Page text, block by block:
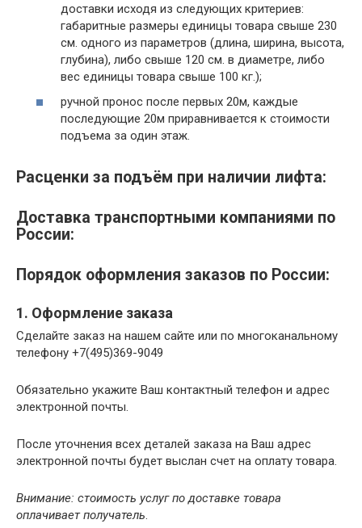
доставки исходя из следующих критериев:
габаритные размеры единицы товара cвыше 230
см. одного из параметров (длина, ширина, высота,
глубина), либо свыше 120 см. в диаметре, либо
вес единицы товара свыше 100 кг.);
ручной пронос после первых 20м, каждые
последующие 20м приравнивается к стоимости
подъема за один этаж.
Расценки за подъём при наличии лифта:
Доставка транспортными компаниями по
России:
Порядок оформления заказов по России:
1. Оформление заказа
Сделайте заказ на нашем сайте или по многоканальному
телефону +7(495)369-9049
Обязательно укажите Ваш контактный телефон и адрес
электронной почты.
После уточнения всех деталей заказа на Ваш адрес
электронной почты будет выслан счет на оплату товара.
Внимание: стоимость услуг по доставке товара
оплачивает получатель.